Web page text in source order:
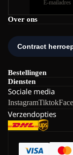
Over ons
Bestellingen
Diensten
Sociale media
InstagramTiktok
Verzendopties